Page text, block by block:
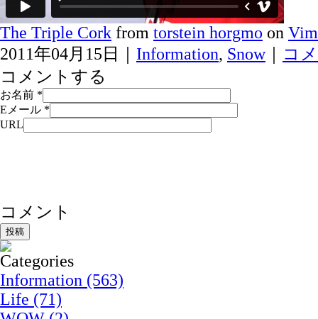
The Triple Cork from torstein horgmo on
2011年04月15日｜ Information, Snow｜
コ
コメントする
お名前 *
Eメール *
URL
コメント
Information (563)
Life (71)